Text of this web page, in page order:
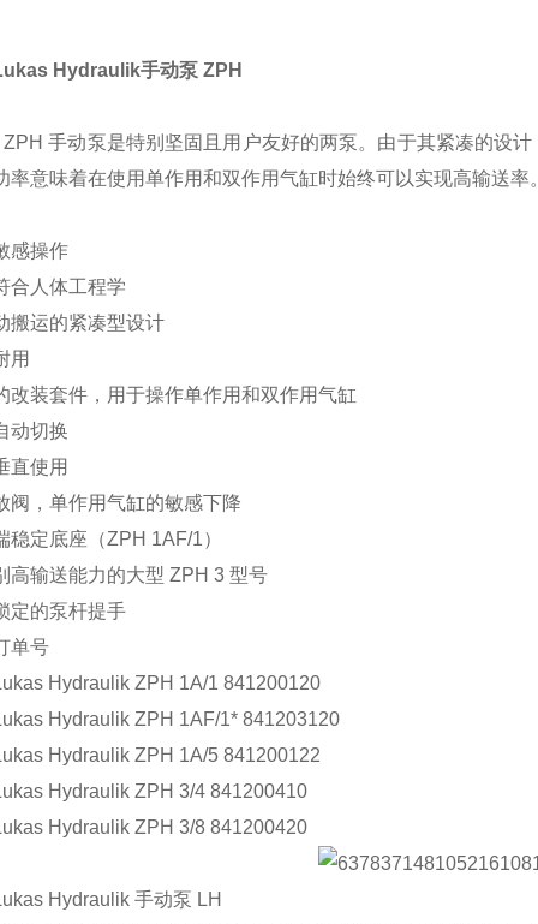
Hydraulik手动泵 ZPH
手动泵是特别坚固且用户友好的两泵。由于其紧凑的设
率意味着在使用单作用和双作用气缸时始终可以实现高输送率
感操作
合人体工程学
搬运的紧凑型设计
用
改装套件，用于操作单作用和双作用气缸
动切换
直使用
阀，单作用气缸的敏感下降
稳定底座（ZPH 1AF/1）
高输送能力的大型 ZPH 3 型号
定的泵杆提手
单号
HydraulikZPH 1A/1 841200120
HydraulikZPH 1AF/1* 841203120
HydraulikZPH 1A/5 841200122
HydraulikZPH 3/4 841200410
HydraulikZPH 3/8 841200420
Hydraulik手动泵 LH